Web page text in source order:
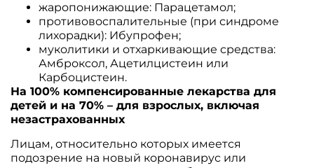
жаропонижающие: Парацетамол;
противовоспалительные (при синдроме
лихорадки): Ибупрофен;
муколитики и отхаркивающие средства:
Амброксол, Ацетилцистеин или
Карбоцистеин.
На 100% компенсированные лекарства для
детей и на 70% – для взрослых, включая
незастрахованных
Лицам, относительно которых имеется
подозрение на новый коронавирус или